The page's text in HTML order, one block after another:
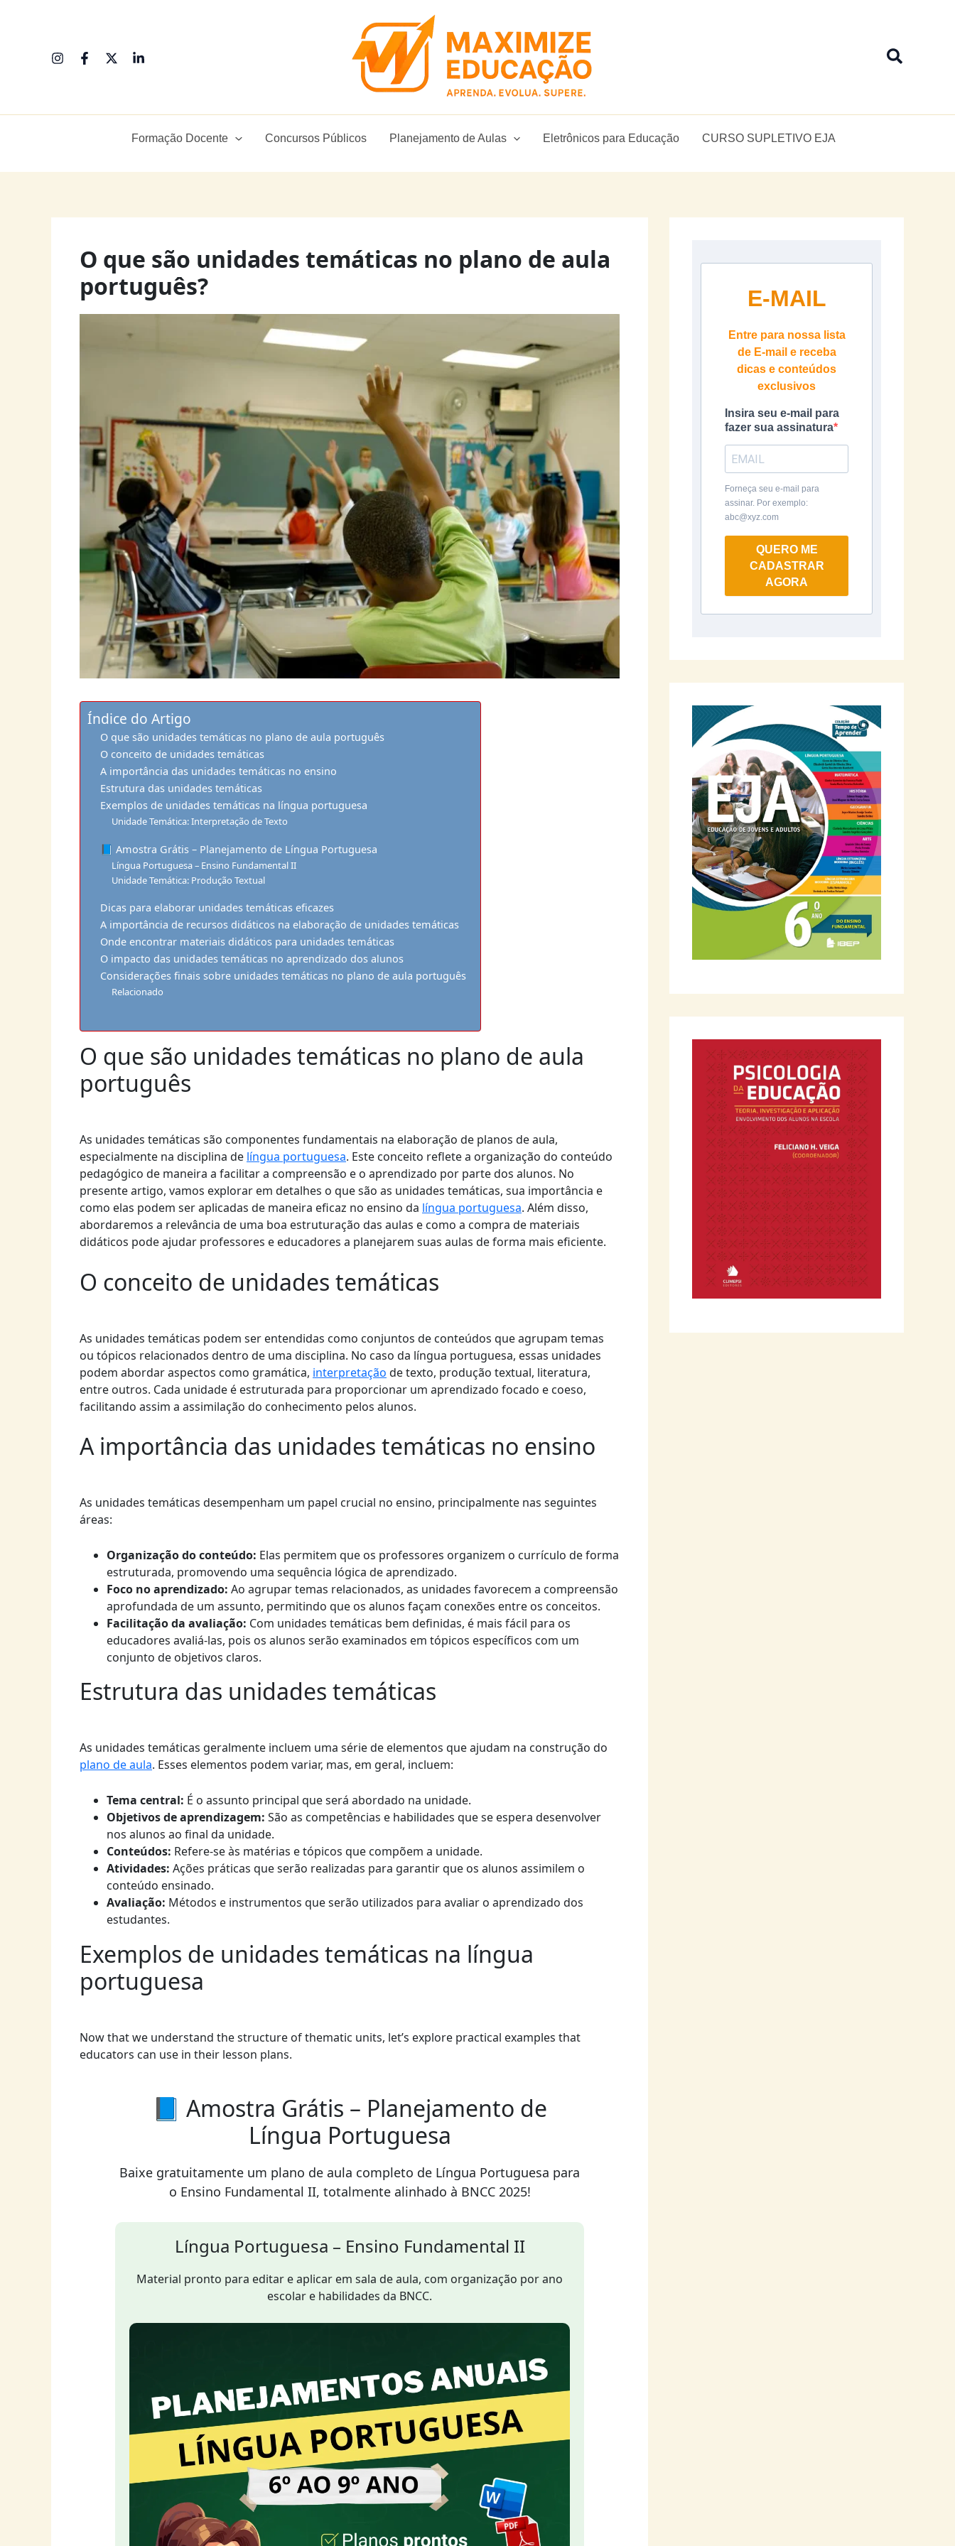
Formação Docente Concursos Públicos Planejamento de Aulas Eletrônicos para Educação CURSO SUPLETIVO EJA
O que são unidades temáticas no plano de aula
português?
Índice do Artigo
O que são unidades temáticas no plano de aula português
O conceito de unidades temáticas
A importância das unidades temáticas no ensino
Estrutura das unidades temáticas
Exemplos de unidades temáticas na língua portuguesa
Unidade Temática: Interpretação de Texto
📘 Amostra Grátis – Planejamento de Língua Portuguesa
Língua Portuguesa – Ensino Fundamental II
Unidade Temática: Produção Textual
Dicas para elaborar unidades temáticas eficazes
A importância de recursos didáticos na elaboração de unidades temáticas
Onde encontrar materiais didáticos para unidades temáticas
O impacto das unidades temáticas no aprendizado dos alunos
Considerações finais sobre unidades temáticas no plano de aula português
Relacionado
O que são unidades temáticas no plano de aula
português
As unidades temáticas são componentes fundamentais na elaboração de planos de aula,
especialmente na disciplina de língua portuguesa. Este conceito reflete a organização do conteúdo
pedagógico de maneira a facilitar a compreensão e o aprendizado por parte dos alunos. No
presente artigo, vamos explorar em detalhes o que são as unidades temáticas, sua importância e
como elas podem ser aplicadas de maneira eficaz no ensino da língua portuguesa. Além disso,
abordaremos a relevância de uma boa estruturação das aulas e como a compra de materiais
didáticos pode ajudar professores e educadores a planejarem suas aulas de forma mais eficiente.
O conceito de unidades temáticas
As unidades temáticas podem ser entendidas como conjuntos de conteúdos que agrupam temas
ou tópicos relacionados dentro de uma disciplina. No caso da língua portuguesa, essas unidades
podem abordar aspectos como gramática, interpretação de texto, produção textual, literatura,
entre outros. Cada unidade é estruturada para proporcionar um aprendizado focado e coeso,
facilitando assim a assimilação do conhecimento pelos alunos.
A importância das unidades temáticas no ensino
As unidades temáticas desempenham um papel crucial no ensino, principalmente nas seguintes
áreas:
Organização do conteúdo: Elas permitem que os professores organizem o currículo de forma
estruturada, promovendo uma sequência lógica de aprendizado.
Foco no aprendizado: Ao agrupar temas relacionados, as unidades favorecem a compreensão
aprofundada de um assunto, permitindo que os alunos façam conexões entre os conceitos.
Facilitação da avaliação: Com unidades temáticas bem definidas, é mais fácil para os
educadores avaliá-las, pois os alunos serão examinados em tópicos específicos com um
conjunto de objetivos claros.
Estrutura das unidades temáticas
As unidades temáticas geralmente incluem uma série de elementos que ajudam na construção do
plano de aula. Esses elementos podem variar, mas, em geral, incluem:
Tema central: É o assunto principal que será abordado na unidade.
Objetivos de aprendizagem: São as competências e habilidades que se espera desenvolver
nos alunos ao final da unidade.
Conteúdos: Refere-se às matérias e tópicos que compõem a unidade.
Atividades: Ações práticas que serão realizadas para garantir que os alunos assimilem o
conteúdo ensinado.
Avaliação: Métodos e instrumentos que serão utilizados para avaliar o aprendizado dos
estudantes.
Exemplos de unidades temáticas na língua
portuguesa
Now that we understand the structure of thematic units, let’s explore practical examples that
educators can use in their lesson plans.
📘 Amostra Grátis – Planejamento de
Língua Portuguesa
Baixe gratuitamente um plano de aula completo de Língua Portuguesa para
o Ensino Fundamental II, totalmente alinhado à BNCC 2025!
Língua Portuguesa – Ensino Fundamental II
Material pronto para editar e aplicar em sala de aula, com organização por ano
escolar e habilidades da BNCC.
E-MAIL
Entre para nossa lista
de E-mail e receba
dicas e conteúdos
exclusivos
Insira seu e-mail para
fazer sua assinatura
Forneça seu e-mail para
assinar. Por exemplo:
abc@xyz.com
QUERO ME
CADASTRAR
AGORA